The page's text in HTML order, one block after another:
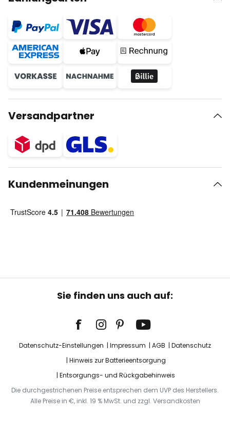
Versandpartner
Kundenmeinungen
Sie finden uns auch auf:
Datenschutz-Einstellungen Impressum AGB
Datenschutz
Hinweis zur Batterieentsorgung
Entsorgungs- und Rückgabehinweis
Die durchgestrichenen Preise entsprechen dem UVP des Herstellers.
Alle Preise in €, inkl. 19 % MwSt. und zzgl. Versandkosten